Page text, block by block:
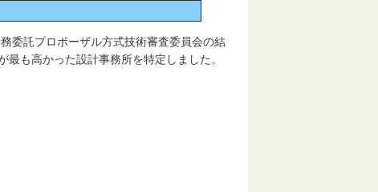
委託プロポーザル方式技術審査委員会の結
も高かった設計事務所を特定しました。